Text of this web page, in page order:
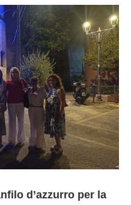
d’azzurro per la